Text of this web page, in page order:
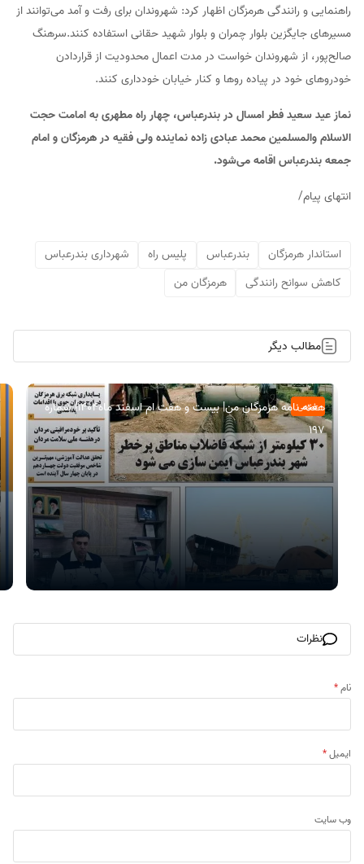
راهنمایی و رانندگی هرمزگان اظهار کرد: شهروندان برای رفت و آمد می‌توانند از
مسیرهای جایگزین بلوار چمران و بلوار شهید حقانی استفاده کنند.سرهنگ
صالح‌پور، از شهروندان خواست در مدت اعمال محدودیت از قراردادن
خودروهای خود در پیاده روها و کنار خیابان خودداری کنند.
نماز عید سعید فطر امسال در بندرعباس، چهار راه مطهری به امامت حجت
الاسلام والمسلمین محمد عبادی زاده نماینده ولی فقیه در هرمزگان و امام
جمعه بندرعباس اقامه می‌شود.
انتهای پیام/
استاندار هرمزگان بندرعباس پلیس راه
شهرداری بندرعباس
کاهش سوانح رانندگی
هرمزگان من
مطالب دیگر
عمومی
هفته نامه هرمزگان من| بیست و هفت ام اسفند ماه۱۴۰۴| شماره
197
نظرات
نام*
ایمیل*
وب‌ سایت